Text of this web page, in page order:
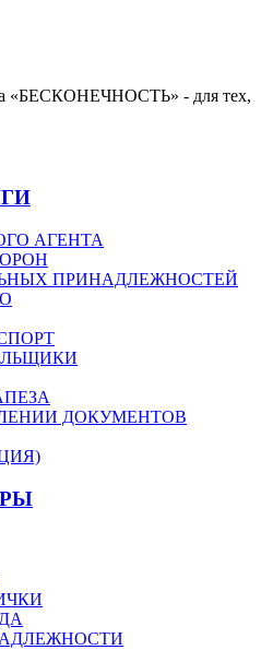
«БЕСКОНЕЧНОСТЬ» - для тех,
АГЕНТА
ПРИНАДЛЕЖНОСТЕЙ
ДОКУМЕНТОВ